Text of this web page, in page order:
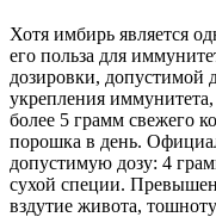
Хотя имбирь является
его польза для
дозировки, допустимой
укрепления
более 5 грамм свежего
порошка в день.
допустимую дозу: 4
сухой специи.
вздутие живота,